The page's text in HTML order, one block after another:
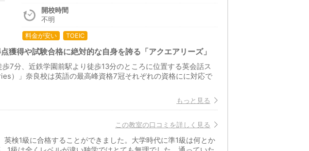
開校時間
不明
料金が安い TOEIC
獲得や試験合格に絶対的な自身を誇る「アクエアリーズ」
7分、近鉄学園前駅より徒歩13分のところに位置する英会話ス
）」奈良校は英語の最高峰資格7冠それぞれの資格にに対応で
もっと見る
この教室の口コミを詳しく見る
英検1級に合格することができました。大学時代に準1級は何とか